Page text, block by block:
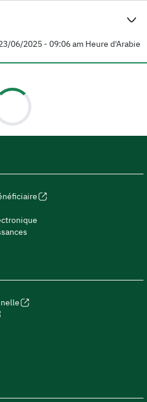
06/2025 - 09:06 amHeure d'Arabie